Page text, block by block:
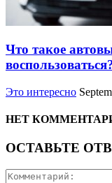
Что такое
Это интересно
НЕТ
ОСТАВЬТЕ